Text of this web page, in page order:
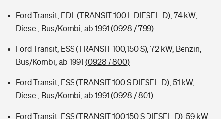
Ford Transit, EDL (TRANSIT 100 L DIESEL-D), 74 kW,
Diesel, Bus/Kombi, ab 1991 (0928 / 799)
Ford Transit, ESS (TRANSIT 100,150 S), 72 kW, Benzin,
Bus/Kombi, ab 1991 (0928 / 800)
Ford Transit, ESS (TRANSIT 100 S DIESEL-D), 51 kW,
Diesel, Bus/Kombi, ab 1991 (0928 / 801)
Ford Transit, ESS (TRANSIT 100,150 S DIESEL-D), 59 kW,